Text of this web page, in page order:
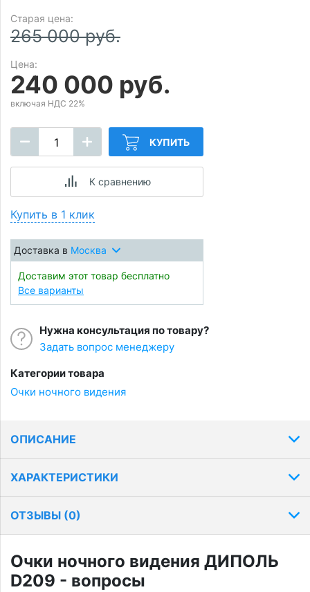
Старая цена:
265 000 руб.
Цена:
240 000 руб.
включая НДС 22%
КУПИТЬ
К сравнению
Купить в 1 клик
Доставка в Москва
Доставим этот товар бесплатно
Все варианты
Нужна консультация по товару?
Задать вопрос менеджеру
Категории товара
Очки ночного видения
ОПИСАНИЕ
ХАРАКТЕРИСТИКИ
ОТЗЫВЫ (0)
Очки ночного видения ДИПОЛЬ
D209 - вопросы